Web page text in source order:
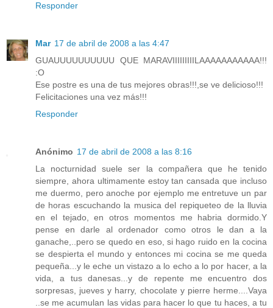
Responder
Mar 17 de abril de 2008 a las 4:47
GUAUUUUUUUUUU QUE MARAVIIIIIIIIILAAAAAAAAAAA!!!
:O
Ese postre es una de tus mejores obras!!!,se ve delicioso!!!
Felicitaciones una vez más!!!
Responder
Anónimo 17 de abril de 2008 a las 8:16
La nocturnidad suele ser la compañera que he tenido
siempre, ahora ultimamente estoy tan cansada que incluso
me duermo, pero anoche por ejemplo me entretuve un par
de horas escuchando la musica del repiqueteo de la lluvia
en el tejado, en otros momentos me habria dormido.Y
pense en darle al ordenador como otros le dan a la
ganache,..pero se quedo en eso, si hago ruido en la cocina
se despierta el mundo y entonces mi cocina se me queda
pequeña...y le eche un vistazo a lo echo a lo por hacer, a la
vida, a tus danesas...y de repente me encuentro dos
sorpresas, jueves y harry, chocolate y pierre herme....Vaya
..se me acumulan las vidas para hacer lo que tu haces, a tu